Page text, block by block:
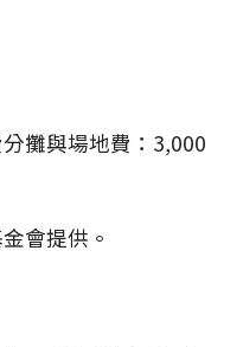
攤與場地費：3,000
會提供。